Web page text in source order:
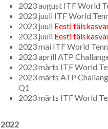
2023 august ITF World
2023 juuli ITF World
2023 juuli Eesti
2023 juuli Eesti
2023 mai ITF World
2023 aprill ATP
2023 märts ITF World
2023 märts ATP
Q1
2023 märts ITF World
2022